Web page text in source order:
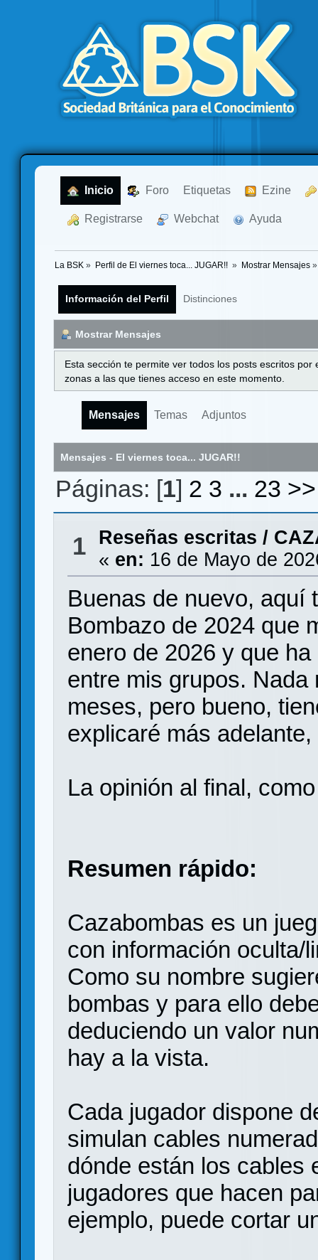
Inicio Foro Etiquetas Ezine
Registrarse Webchat Ayuda
La BSK » Perfil de El viernes toca... JUGAR!! » Mostrar Mensajes»
Información del Perfil Distinciones
Mostrar Mensajes
Esta sección te permite ver todos los posts escritos
zonas a las que tienes acceso en este momento.
Mensajes Temas Adjuntos
Mensajes - El viernes toca... JUGAR!!
Páginas: [1] 2 3 ... 23 >>
1 Reseñas escritas /
« en: 16 de Mayo de
Buenas de nuevo, aquí
Bombazo de 2024 que
enero de 2026 y que
entre mis grupos.
meses, pero bueno,
explicaré más
La opinión al final,
Resumen rápido:
Cazabombas es un
con información oculta/
Como su nombre
bombas y para ello
deduciendo un valor
hay a la vista.
Cada jugador dispone
simulan cables
dónde están los cables
jugadores que hacen
ejemplo, puede cortar